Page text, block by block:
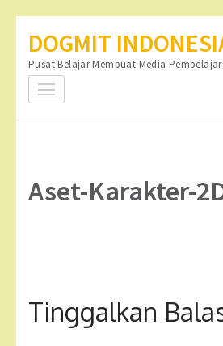
ke
konten
(Tekan
DOGMIT
Pusat Belajar Membuat Media
Aset-Karakter-
Tinggalkan